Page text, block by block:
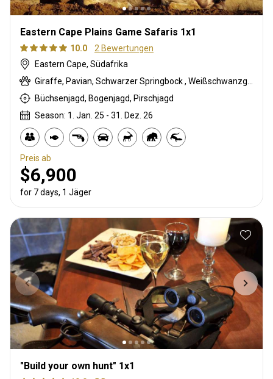
Eastern Cape Plains Game Safaris 1x1
10.0
2 Bewertungen
Eastern Cape, Südafrika
Büchsenjagd, Bogenjagd, Pirschjagd
Season: 1. Jan. 25 - 31. Dez. 26
Preis ab
$6,900
for 7 days, 1 Jäger
"Build your own hunt" 1x1